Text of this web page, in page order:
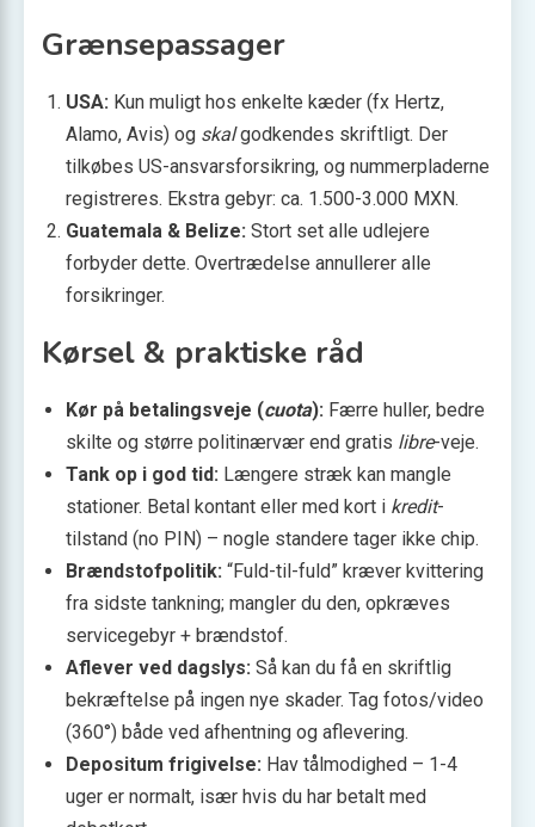
Grænsepassager
USA: Kun muligt hos enkelte kæder (fx Hertz,
Alamo, Avis) og skalgodkendes skriftligt. Der
tilkøbes US-ansvarsforsikring, og nummerpladerne
registreres. Ekstra gebyr: ca. 1.500-3.000 MXN.
Guatemala & Belize: Stort set alle udlejere
forbyder dette. Overtrædelse annullerer alle
forsikringer.
Kørsel & praktiske råd
Kør på betalingsveje (cuota): Færre huller, bedre
skilte og større politinærvær end gratis libre-veje.
Tank op i god tid: Længere stræk kan mangle
stationer. Betal kontant eller med kort i kredit-
tilstand (no PIN) – nogle standere tager ikke chip.
Brændstofpolitik: “Fuld-til-fuld” kræver kvittering
fra sidste tankning; mangler du den, opkræves
servicegebyr + brændstof.
Aflever ved dagslys: Så kan du få en skriftlig
bekræftelse på ingen nye skader. Tag fotos/video
(360°) både ved afhentning og aflevering.
Depositum frigivelse: Hav tålmodighed – 1-4
uger er normalt, især hvis du har betalt med